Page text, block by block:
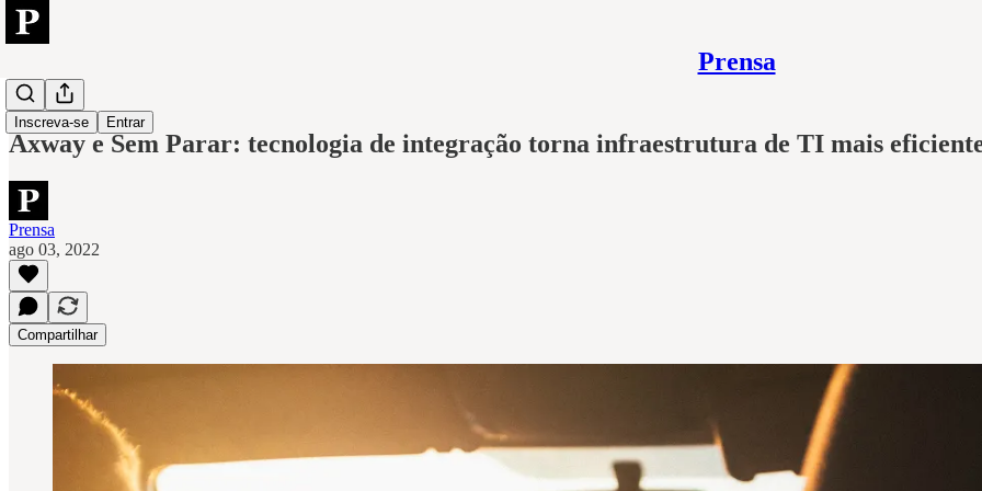
Prensa
Inscreva-se Entrar
Axway
Axway e Sem Parar: tecnologia de integração torna infraestrutura de TI mais
Prensa
ago 03, 2022
Compartilhar